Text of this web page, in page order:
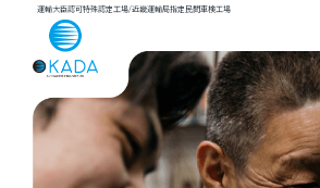
運輸大臣認可特殊認定工場/近畿運輸局指定民間車検工場